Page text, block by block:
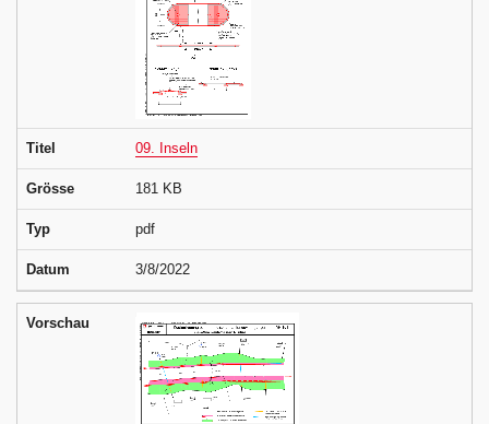
Titel 09. Inseln
Grösse 181 KB
Typ pdf
Datum 3/8/2022
Vorschau